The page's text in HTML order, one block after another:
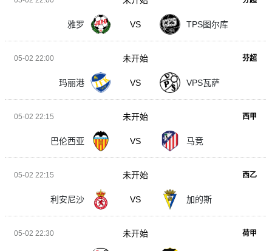
雅罗 VS TPS图尔库
05-02 22:00 芬超
玛丽港 VS VPS瓦萨
未开始
05-02 22:15 西甲
巴伦西亚 VS 马竞
未开始
05-02 22:15 西乙
利安尼沙 VS 加的斯
未开始
05-02 22:30 荷甲
未开始